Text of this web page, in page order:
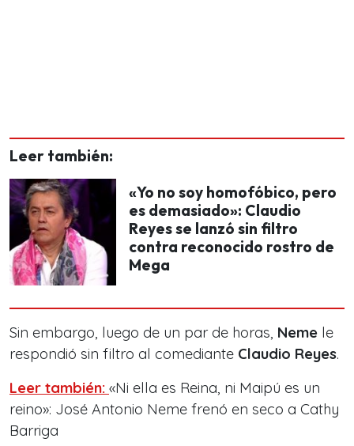
Leer también:
«Yo no soy homofóbico, pero
es demasiado»: Claudio
Reyes se lanzó sin filtro
contra reconocido rostro de
Mega
Sin embargo, luego de un par de horas, Neme le
respondió sin filtro al comediante Claudio Reyes.
Leer también: «Ni ella es Reina, ni Maipú es un
reino»: José Antonio Neme frenó en seco a Cathy
Barriga